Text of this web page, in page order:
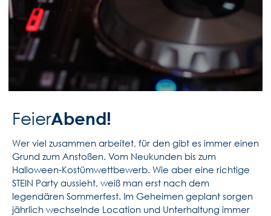
FeierAbend!
Wer viel zusammen arbeitet, für den gibt es immer einen
Grund zum Anstoßen. Vom Neukunden bis zum
Halloween-Kostümwettbewerb. Wie aber eine richtige
STEIN Party aussieht, weiß man erst nach dem
legendären Sommerfest. Im Geheimen geplant sorgen
jährlich wechselnde Location und Unterhaltung immer